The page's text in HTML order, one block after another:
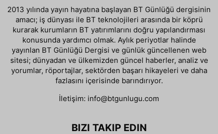
2013 yılında yayın hayatına başlayan BT Günlüğü dergisinin
amacı; iş dünyası ile BT teknolojileri arasında bir köprü
kurarak kurumların BT yatırımlarını doğru yapılandırması
konusunda yardımcı olmak. Aylık periyotlar halinde
yayınlan BT Günlüğü Dergisi ve günlük güncellenen web
sitesi; dünyadan ve ülkemizden güncel haberler, analiz ve
yorumlar, röportajlar, sektörden başarı hikayeleri ve daha
fazlasını içerisinde barındırıyor.
İletişim: info@btgunlugu.com
BIZI TAKIP EDIN